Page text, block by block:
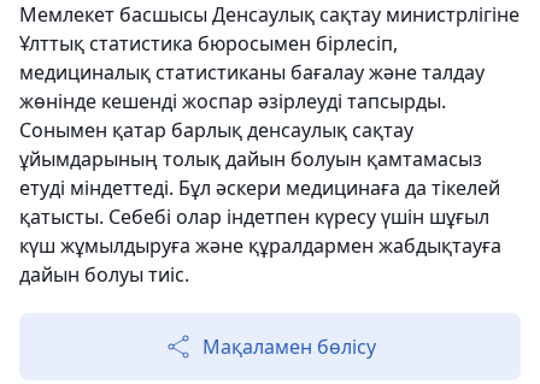
Мемлекет басшысы Денсаулық сақтау министрлігіне
Ұлттық статистика бюросымен бірлесіп,
медициналық статистиканы бағалау және талдау
жөнінде кешенді жоспар әзірлеуді тапсырды.
Сонымен қатар барлық денсаулық сақтау
ұйымдарының толық дайын болуын қамтамасыз
етуді міндеттеді. Бұл әскери медицинаға да тікелей
қатысты. Себебі олар індетпен күресу үшін шұғыл
күш жұмылдыруға және құралдармен жабдықтауға
дайын болуы тиіс.
Мақаламен бөлісу